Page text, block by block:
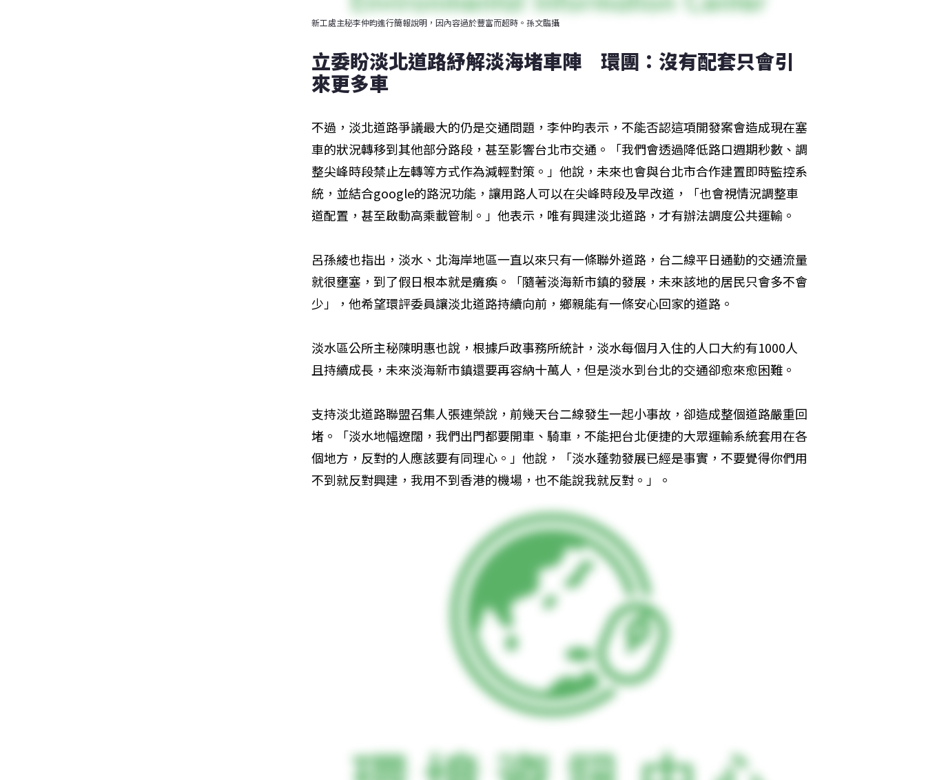
新工處主秘李仲昀進行簡報說明，因內容過於豐富而超時。孫文臨攝
立委盼淡北道路紓解淡海堵車陣　環團：沒有配套只會引
來更多車
不過，淡北道路爭議最大的仍是交通問題，李仲昀表示，不能否認這項開發案會造成現在塞
車的狀況轉移到其他部分路段，甚至影響台北市交通。「我們會透過降低路口週期秒數、調
整尖峰時段禁止左轉等方式作為減輕對策。」他說，未來也會與台北市合作建置即時監控系
統，並結合google的路況功能，讓用路人可以在尖峰時段及早改道，「也會視情況調整車
道配置，甚至啟動高乘載管制。」他表示，唯有興建淡北道路，才有辦法調度公共運輸。
呂孫綾也指出，淡水、北海岸地區一直以來只有一條聯外道路，台二線平日通勤的交通流量
就很壅塞，到了假日根本就是癱瘓。「隨著淡海新市鎮的發展，未來該地的居民只會多不會
少」，他希望環評委員讓淡北道路持續向前，鄉親能有一條安心回家的道路。
淡水區公所主秘陳明惠也說，根據戶政事務所統計，淡水每個月入住的人口大約有1000人
且持續成長，未來淡海新市鎮還要再容納十萬人，但是淡水到台北的交通卻愈來愈困難。
支持淡北道路聯盟召集人張連榮說，前幾天台二線發生一起小事故，卻造成整個道路嚴重回
堵。「淡水地幅遼闊，我們出門都要開車、騎車，不能把台北便捷的大眾運輸系統套用在各
個地方，反對的人應該要有同理心。」他說，「淡水蓬勃發展已經是事實，不要覺得你們用
不到就反對興建，我用不到香港的機場，也不能說我就反對。」。